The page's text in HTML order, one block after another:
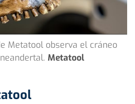
Metatool observa el cráneo
Metatool